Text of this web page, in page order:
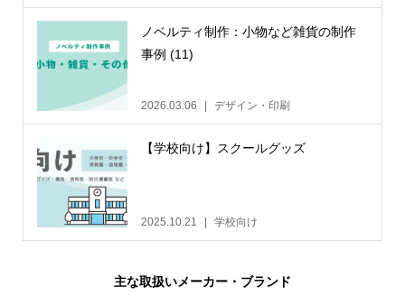
ノベルティ制作：小物など雑貨の制作
事例 (11)
2026.03.06 デザイン・印刷
【学校向け】スクールグッズ
2025.10.21 学校向け
主な取扱いメーカー・ブランド